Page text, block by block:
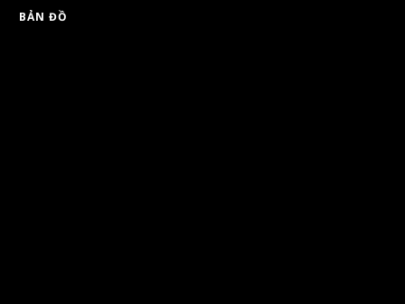
BẢN ĐỒ